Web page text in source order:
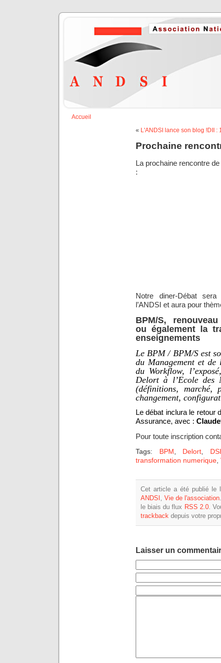
Accueil
« L'ANDSI lance son blog !DII :
Prochaine
La prochaine rencontre
:
Notre diner-Débat
l’ANDSI et aura pour
BPM/S,
ou également la
enseignements
Le BPM / BPM/S est
du Management et de
du Workflow,
Delort à l’Ecole des
(définitions, marché,
changement,
Le débat inclura le retour
Assurance, avec :
Pour toute inscription
Tags: BPM, Delort,
transformation numerique,
Cet article a été publié le
ANDSI ,Vie de l'association
le biais du flux RSS 2.0.
trackback depuis votre
Laisser un